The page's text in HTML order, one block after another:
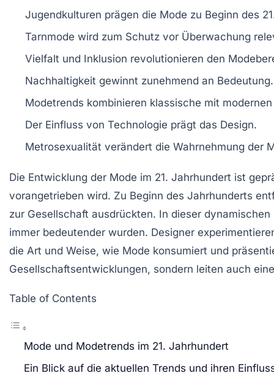
Jugendkulturen prägen die Mode zu Beginn des
Tarnmode wird zum Schutz vor Überwachung
Vielfalt und Inklusion revolutionieren den
Nachhaltigkeit gewinnt zunehmend an Bedeutung.
Modetrends kombinieren klassische mit
Der Einfluss von Technologie prägt das Design.
Metrosexualität verändert die Wahrnehmung der
Die Entwicklung der Mode im 21. Jahrhundert ist
vorangetrieben wird. Zu Beginn des Jahrhunderts
zur Gesellschaft ausdrückten. In dieser
immer bedeutender wurden. Designer
die Art und Weise, wie Mode konsumiert und
Gesellschaftsentwicklungen, sondern leiten auch
Table of Contents
Mode und Modetrends im 21. Jahrhundert
Ein Blick auf die aktuellen Trends und ihren